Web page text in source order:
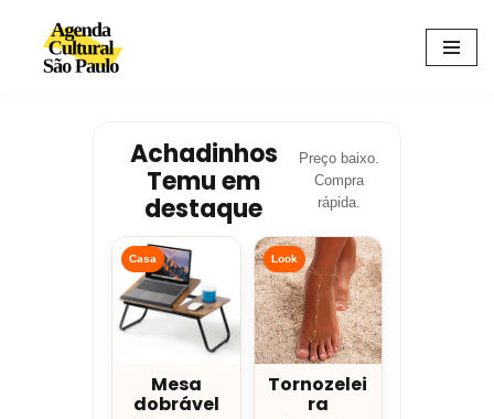
Avançar
Achadinhos
Temu em
destaque
Preço baixo.
Compra
rápida.
Casa
Mesa
dobrável
Look
Tornozelei
ra